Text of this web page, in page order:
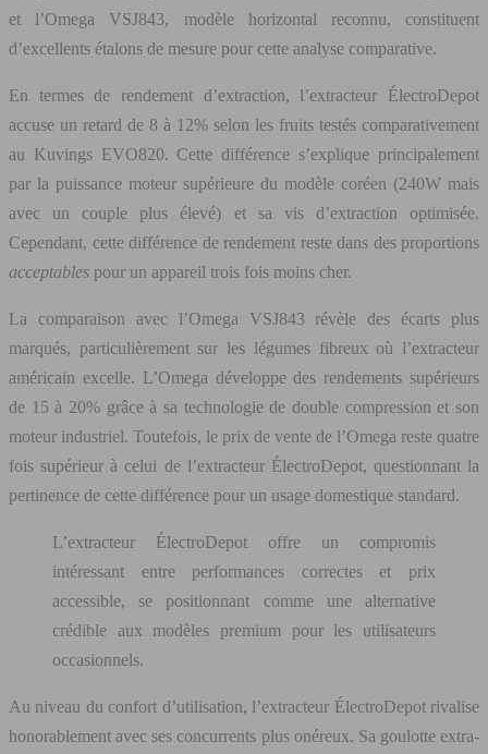
et l’Omega VSJ843, modèle horizontal reconnu, constituent
d’excellents étalons de mesure pour cette analyse comparative.
En termes de rendement d’extraction, l’extracteur ÉlectroDepot
accuse un retard de 8 à 12% selon les fruits testés comparativement
au Kuvings EVO820. Cette différence s’explique principalement
par la puissance moteur supérieure du modèle coréen (240W mais
avec un couple plus élevé) et sa vis d’extraction optimisée.
Cependant, cette différence de rendement reste dans des proportions
acceptables pour un appareil trois fois moins cher.
La comparaison avec l’Omega VSJ843 révèle des écarts plus
marqués, particulièrement sur les légumes fibreux où l’extracteur
américain excelle. L’Omega développe des rendements supérieurs
de 15 à 20% grâce à sa technologie de double compression et son
moteur industriel. Toutefois, le prix de vente de l’Omega reste quatre
fois supérieur à celui de l’extracteur ÉlectroDepot, questionnant la
pertinence de cette différence pour un usage domestique standard.
L’extracteur ÉlectroDepot offre un compromis
intéressant entre performances correctes et prix
accessible, se positionnant comme une alternative
crédible aux modèles premium pour les utilisateurs
occasionnels.
Au niveau du confort d’utilisation, l’extracteur ÉlectroDepot rivalise
honorablement avec ses concurrents plus onéreux. Sa goulotte extra-